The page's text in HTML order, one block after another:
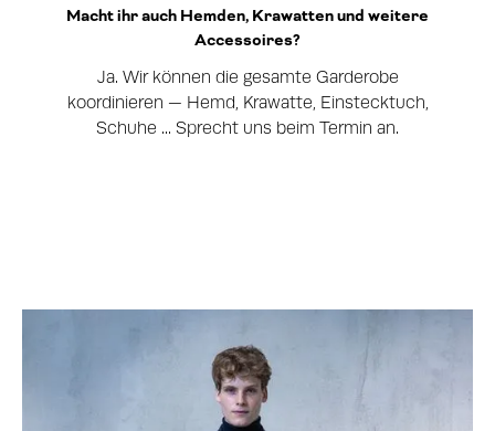
Macht ihr auch Hemden, Krawatten und weitere
Accessoires?
Ja. Wir können die gesamte Garderobe
koordinieren — Hemd, Krawatte, Einstecktuch,
Schuhe ... Sprecht uns beim Termin an.